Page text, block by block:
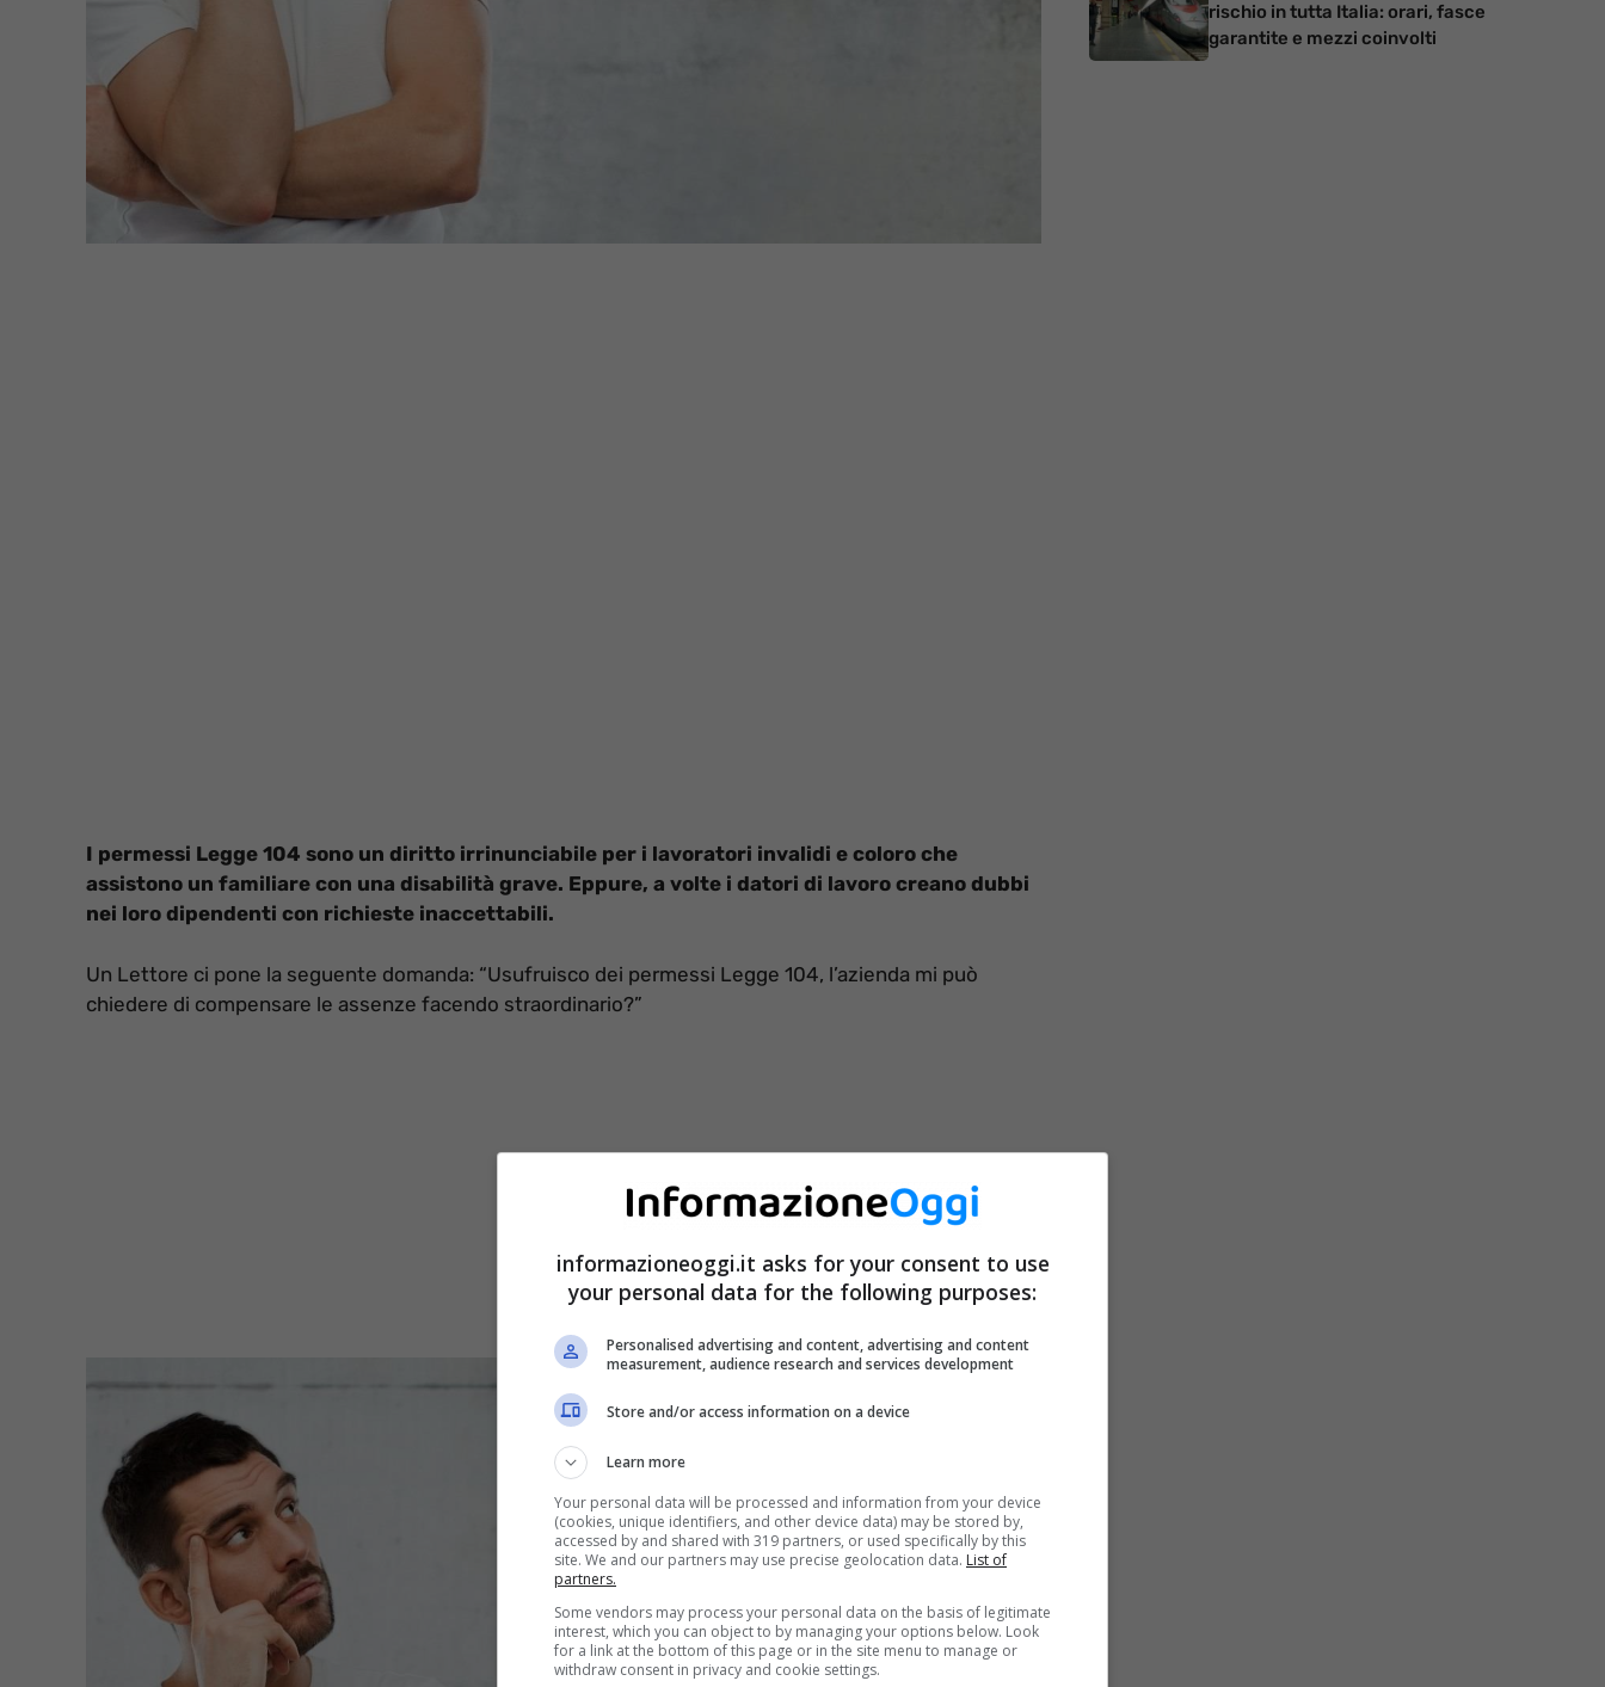
I permessi Legge 104 sono un diritto irrinunciabile per i lavoratori invalidi e coloro che
assistono un familiare con una disabilità grave. Eppure, a volte i datori di lavoro creano dubbi
nei loro dipendenti con richieste inaccettabili.
Un Lettore ci pone la seguente domanda: “Usufruisco dei permessi Legge 104, l’azienda mi può
chiedere di compensare le assenze facendo straordinario?”
rischio in tutta Italia: orari, fasce
garantite e mezzi coinvolti
informazioneoggi.it asks for your consent to use
your personal data for the following purposes:
Personalised advertising and content, advertising and content
measurement, audience research and services development
Store and/or access information on a device
Learn more
Your personal data will be processed and information from your device
(cookies, unique identifiers, and other device data) may be stored by,
accessed by and shared with 319 partners, or used specifically by this
site. We and our partners may use precise geolocation data. List of
partners.
Some vendors may process your personal data on the basis of legitimate
interest, which you can object to by managing your options below. Look
for a link at the bottom of this page or in the site menu to manage or
withdraw consent in privacy and cookie settings.